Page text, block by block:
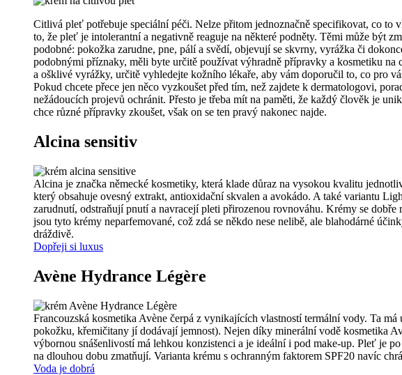
Citlivá pleť potřebuje speciální péči. Nelze přitom jednoznačně specifikovat, co
to, že pleť je intolerantní a negativně reaguje na některé podněty. Těmi může být
podobné: pokožka zarudne, pne, pálí a svědí, objevují se skvrny, vyrážka či
podobnými příznaky, měli byte určitě používat výhradně přípravky a kosmetiku
a ošklivé vyrážky, určitě vyhledejte kožního lékaře, aby vám doporučil to, co pro
Pokud chcete přece jen něco vyzkoušet před tím, než zajdete k dermatologovi,
nežádoucích projevů ochránit. Přesto je třeba mít na paměti, že každý člověk je
chce různé přípravky zkoušet, však on se ten pravý nakonec najde.
Alcina sensitiv
Alcina je značka německé kosmetiky, která klade důraz na vysokou kvalitu
který obsahuje ovesný extrakt, antioxidační skvalen a avokádo. A také variantu
zarudnutí, odstraňují pnutí a navracejí pleti přirozenou rovnováhu. Krémy se
jsou tyto krémy neparfemované, což zdá se někdo nese nelibě, ale blahodárné
dráždivě.
Dopřeji si luxus
Avène Hydrance Légère
Francouzská kosmetika Avène čerpá z vynikajících vlastností termální vody. Ta
pokožku, křemičitany jí dodávají jemnost). Nejen díky minerální vodě kosmetika
výbornou snášenlivostí má lehkou konzistenci a je ideální i pod make-up. Pleť je
na dlouhou dobu zmatňují. Varianta krému s ochranným faktorem SPF20 navíc
Voda je dobrá